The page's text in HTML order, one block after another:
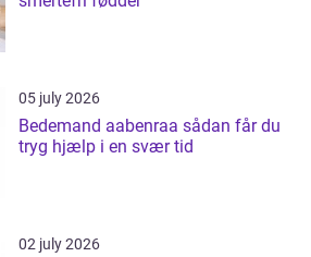
05 july 2026
Bedemand aabenraa sådan får du
tryg hjælp i en svær tid
02 july 2026